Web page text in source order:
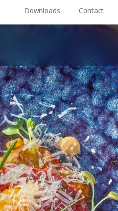
Downloads Contact